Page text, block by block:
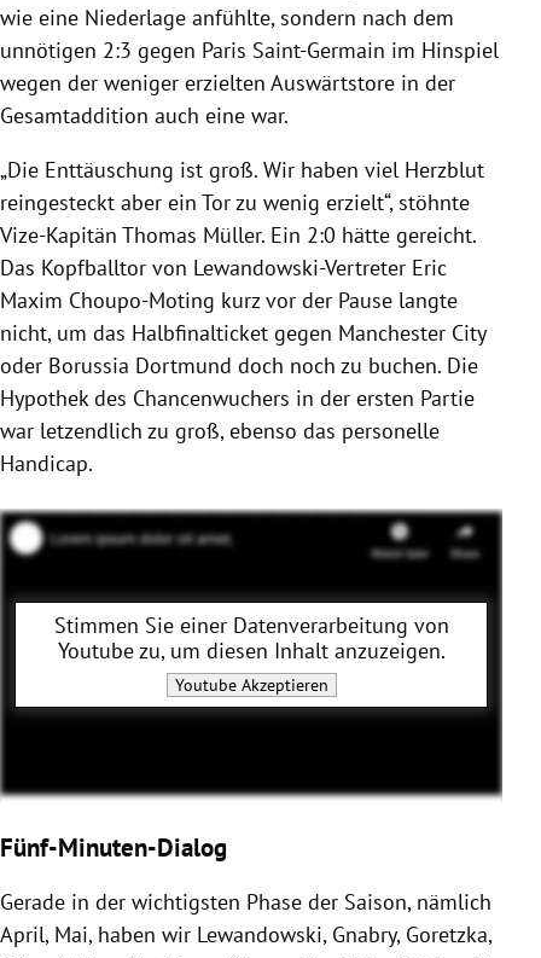
wie eine Niederlage anfühlte, sondern nach dem
unnötigen 2:3 gegen Paris Saint-Germain im Hinspiel
wegen der weniger erzielten Auswärtstore in der
Gesamtaddition auch eine war.
„Die Enttäuschung ist groß. Wir haben viel Herzblut
reingesteckt aber ein Tor zu wenig erzielt“, stöhnte
Vize-Kapitän Thomas Müller. Ein 2:0 hätte gereicht.
Das Kopfballtor von Lewandowski-Vertreter Eric
Maxim Choupo-Moting kurz vor der Pause langte
nicht, um das Halbfinalticket gegen Manchester City
oder Borussia Dortmund doch noch zu buchen. Die
Hypothek des Chancenwuchers in der ersten Partie
war letzendlich zu groß, ebenso das personelle
Handicap.
Stimmen Sie einer Datenverarbeitung von
Youtubezu, um diesen Inhalt anzuzeigen.
YoutubeAkzeptieren
Fünf-Minuten-Dialog
Gerade in der wichtigsten Phase der Saison, nämlich
April, Mai, haben wir Lewandowski, Gnabry, Goretzka,